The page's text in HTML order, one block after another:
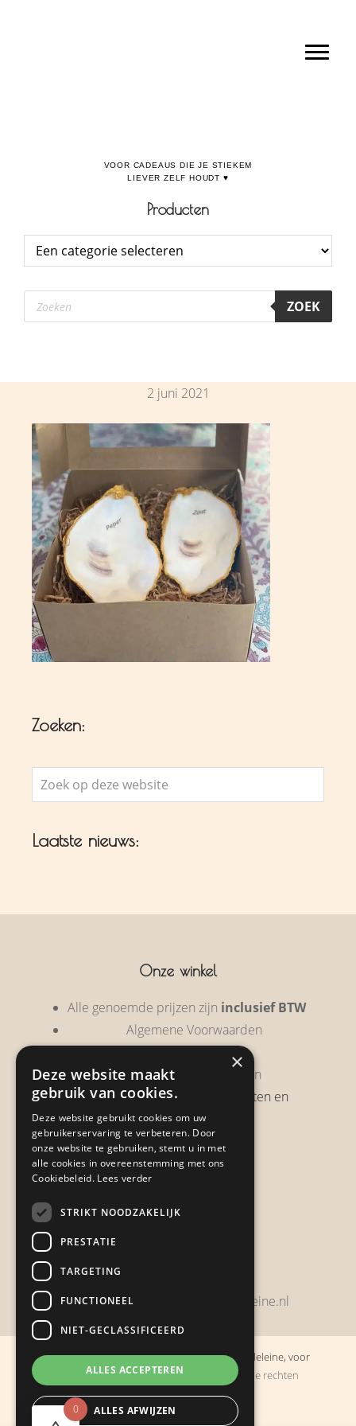
Producten
Producten
zoeken ZOEK
2 juni 2021
Zoeken:
Zoek
op
website
Laatste nieuws:
Onze winkel
Alle genoemde prijzen zijn inclusief BTW
Algemene Voorwaarden
Garantie & Retourneren
Verzendbeleid, verzendkosten en
verzendtijden
Heb je een klacht?
Zwijnsbergenstraat 154
bestelling@boulevarddelamadeleine.nl
© Copyright 2019 - 2026Boulevard de la Madeleine, voor
cadeaus die je stiekem liever zelf houdt· Alle rechten
voorbehouden
Ontwikkeling door
0
×
Deze website maakt
gebruik van cookies.
Deze website gebruikt cookies om uw
gebruikerservaring te verbeteren. Door
onze website te gebruiken, stemt u in met
alle cookies in overeenstemming met ons
Cookiebeleid. Lees verder
STRIKT NOODZAKELIJK
PRESTATIE
TARGETING
FUNCTIONEEL
NIET-GECLASSIFICEERD
ALLES ACCEPTEREN
ALLES AFWIJZEN